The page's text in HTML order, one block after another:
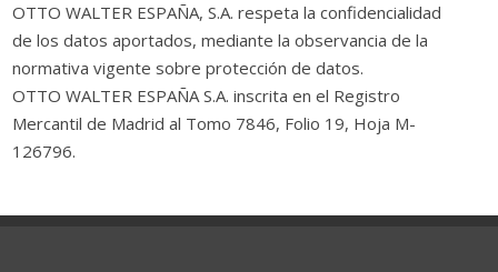
OTTO WALTER ESPAÑA, S.A. respeta la confidencialidad
de los datos aportados, mediante la observancia de la
normativa vigente sobre protección de datos.
OTTO WALTER ESPAÑA S.A. inscrita en el Registro
Mercantil de Madrid al Tomo 7846, Folio 19, Hoja M-
126796.